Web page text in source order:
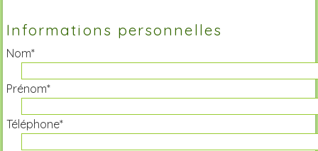
Informations personnelles
Nom*
Prénom*
Téléphone*